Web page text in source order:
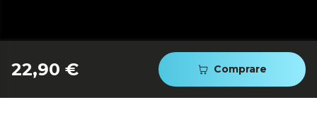
22,90 € Comprare